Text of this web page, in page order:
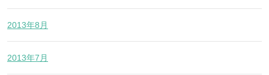
2013年8月
2013年7月